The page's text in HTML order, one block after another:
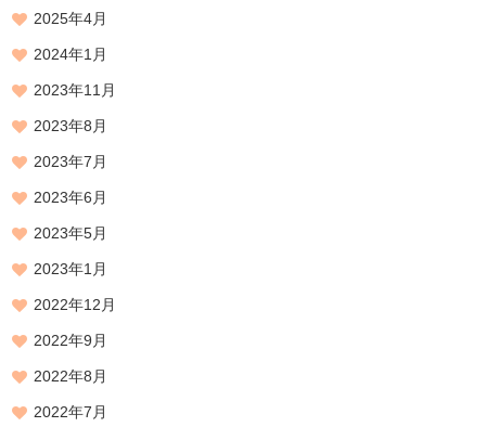
2025年4月
2024年1月
2023年11月
2023年8月
2023年7月
2023年6月
2023年5月
2023年1月
2022年12月
2022年9月
2022年8月
2022年7月